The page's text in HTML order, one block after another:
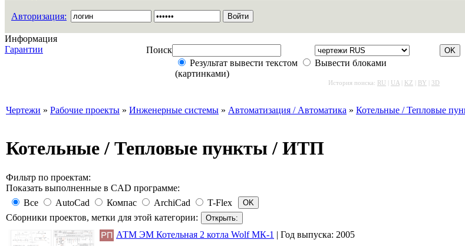
Авторизация:
Информация
Гарантии
Поиск
Результат вывести текстом
Вывести блоками
(картинками)
История поиска: RU UA KZ BY 3D
Чертежи » Рабочие проекты » Инженерные системы » Автоматизация / Автоматика » Котельные / Тепловые
Котельные / Тепловые пункты / ИТП
Фильтр по проектам:
Показать выполненные в CAD программе:
Все
AutoCad Компас ArchiCad
T-Flex
Сборники проектов, метки для этой категории:
АТМ ЭМ Котельная 2 котла Wolf МК-1 | Год выпуска: 2005